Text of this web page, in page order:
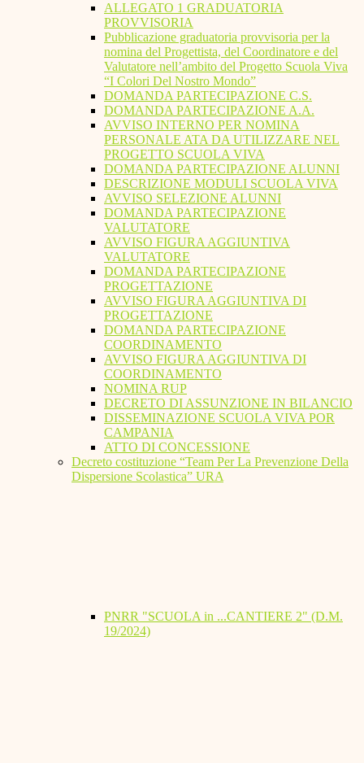
ALLEGATO 1 GRADUATORIA
PROVVISORIA
Pubblicazione graduatoria provvisoria per la
nomina del Progettista, del Coordinatore e del
Valutatore nell’ambito del Progetto Scuola Viva
“I Colori Del Nostro Mondo”
DOMANDA PARTECIPAZIONE C.S.
DOMANDA PARTECIPAZIONE A.A.
AVVISO INTERNO PER NOMINA
PERSONALE ATA DA UTILIZZARE NEL
PROGETTO SCUOLA VIVA
DOMANDA PARTECIPAZIONE ALUNNI
DESCRIZIONE MODULI SCUOLA VIVA
AVVISO SELEZIONE ALUNNI
DOMANDA PARTECIPAZIONE
VALUTATORE
AVVISO FIGURA AGGIUNTIVA
VALUTATORE
DOMANDA PARTECIPAZIONE
PROGETTAZIONE
AVVISO FIGURA AGGIUNTIVA DI
PROGETTAZIONE
DOMANDA PARTECIPAZIONE
COORDINAMENTO
AVVISO FIGURA AGGIUNTIVA DI
COORDINAMENTO
NOMINA RUP
DECRETO DI ASSUNZIONE IN BILANCIO
DISSEMINAZIONE SCUOLA VIVA POR
CAMPANIA
ATTO DI CONCESSIONE
Decreto costituzione “Team Per La Prevenzione Della
Dispersione Scolastica” URA
PNRR "SCUOLA in ...CANTIERE 2" (D.M.
19/2024)